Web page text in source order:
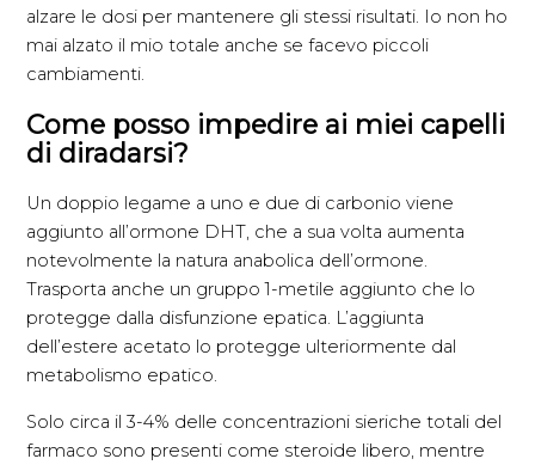
alzare le dosi per mantenere gli stessi risultati. Io non ho
mai alzato il mio totale anche se facevo piccoli
cambiamenti.
Come posso impedire ai miei capelli
di diradarsi?
Un doppio legame a uno e due di carbonio viene
aggiunto all’ormone DHT, che a sua volta aumenta
notevolmente la natura anabolica dell’ormone.
Trasporta anche un gruppo 1-metile aggiunto che lo
protegge dalla disfunzione epatica. L’aggiunta
dell’estere acetato lo protegge ulteriormente dal
metabolismo epatico.
Solo circa il 3-4% delle concentrazioni sieriche totali del
farmaco sono presenti come steroide libero, mentre